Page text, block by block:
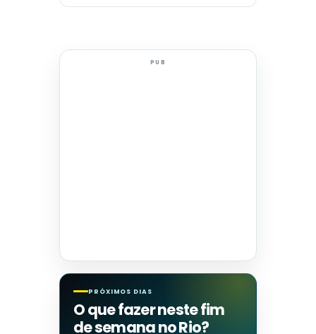
PUB
PRÓXIMOS DIAS
O que fazer neste fim
de semana no Rio?